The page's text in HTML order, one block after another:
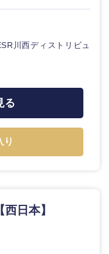
川西ディストリビュ
る
り
日本】